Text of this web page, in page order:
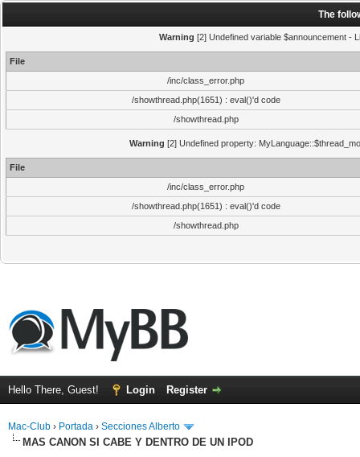
The
Warning [2] Undefined variable $announcement -
File
/inc/class_error.php
/showthread.php(1651) : eval()'d code
/showthread.php
Warning [2] Undefined property:
File
/inc/class_error.php
/showthread.php(1651) : eval()'d code
/showthread.php
Hello There, Guest! Login Register
Mac-Club › Portada › Secciones Alberto
MAS CANON SI CABE Y DENTRO DE UN IPOD